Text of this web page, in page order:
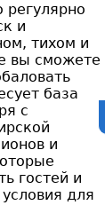
регулярно
и
тихом и
вы сможете
база
с
и
гостей и
для